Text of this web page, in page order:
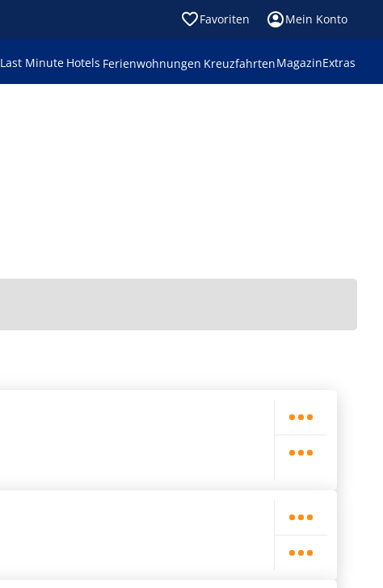
Favoriten Mein Konto
Last Minute Hotels Ferienwohnungen KreuzfahrtenMagazinExtras